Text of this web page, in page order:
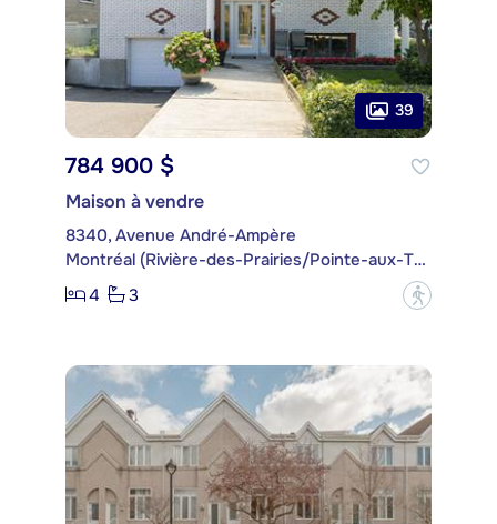
39
784 900 $
Maison à vendre
8340, Avenue André-Ampère
Montréal (Rivière-des-Prairies/Pointe-aux-Trembles)
4
3 ?